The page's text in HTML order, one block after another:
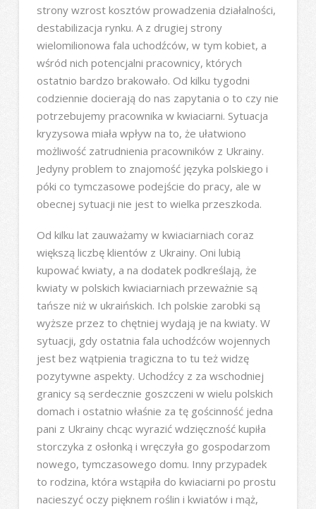
strony wzrost kosztów prowadzenia działalności,
destabilizacja rynku. A z drugiej strony
wielomilionowa fala uchodźców, w tym kobiet, a
wśród nich potencjalni pracownicy, których
ostatnio bardzo brakowało. Od kilku tygodni
codziennie docierają do nas zapytania o to czy nie
potrzebujemy pracownika w kwiaciarni. Sytuacja
kryzysowa miała wpływ na to, że ułatwiono
możliwość zatrudnienia pracowników z Ukrainy.
Jedyny problem to znajomość języka polskiego i
póki co tymczasowe podejście do pracy, ale w
obecnej sytuacji nie jest to wielka przeszkoda.
Od kilku lat zauważamy w kwiaciarniach coraz
większą liczbę klientów z Ukrainy. Oni lubią
kupować kwiaty, a na dodatek podkreślają, że
kwiaty w polskich kwiaciarniach przeważnie są
tańsze niż w ukraińskich. Ich polskie zarobki są
wyższe przez to chętniej wydają je na kwiaty. W
sytuacji, gdy ostatnia fala uchodźców wojennych
jest bez wątpienia tragiczna to tu też widzę
pozytywne aspekty. Uchodźcy z za wschodniej
granicy są serdecznie goszczeni w wielu polskich
domach i ostatnio właśnie za tę gościnność jedna
pani z Ukrainy chcąc wyrazić wdzięczność kupiła
storczyka z osłonką i wręczyła go gospodarzom
nowego, tymczasowego domu. Inny przypadek
to rodzina, która wstąpiła do kwiaciarni po prostu
nacieszyć oczy pięknem roślin i kwiatów i mąż,